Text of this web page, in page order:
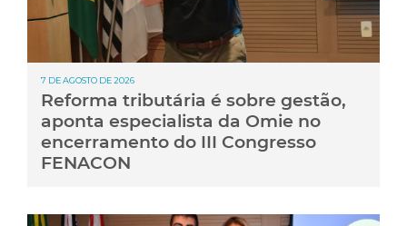
7 DE AGOSTO DE 2026
Reforma tributária é sobre gestão,
aponta especialista da Omie no
encerramento do III Congresso
FENACON